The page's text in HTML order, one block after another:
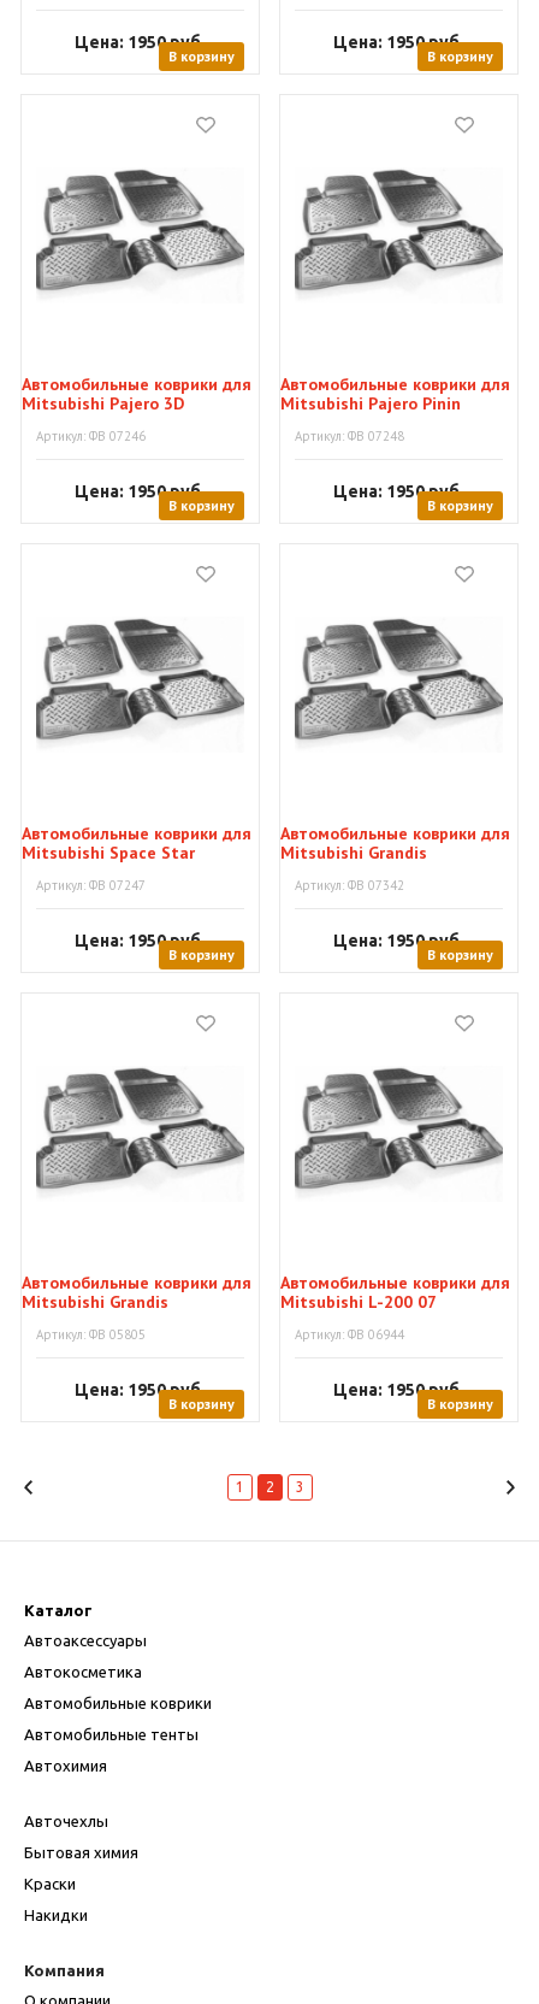
Цена: 1950руб.
В корзину
Цена: 1950руб.
В корзину
Автомобильные коврики для
Mitsubishi Pajero 3D
Артикул: ФВ 07246
Цена: 1950руб.
В корзину
Автомобильные коврики для
Mitsubishi Pajero Pinin
Артикул: ФВ 07248
Цена: 1950руб.
В корзину
Автомобильные коврики для
Mitsubishi Space Star
Артикул: ФВ 07247
Цена: 1950руб.
В корзину
Автомобильные коврики для
Mitsubishi Grandis
Артикул: ФВ 07342
Цена: 1950руб.
В корзину
Автомобильные коврики для
Mitsubishi Grandis
Артикул: ФВ 05805
Цена: 1950руб.
В корзину
Автомобильные коврики для
Mitsubishi L-200 07
Артикул: ФВ 06944
Цена: 1950руб.
В корзину
1 2 3
Каталог
Автоаксессуары
Автокосметика
Автомобильные коврики
Автомобильные тенты
Автохимия
Авточехлы
Бытовая химия
Краски
Накидки
Компания
О компании